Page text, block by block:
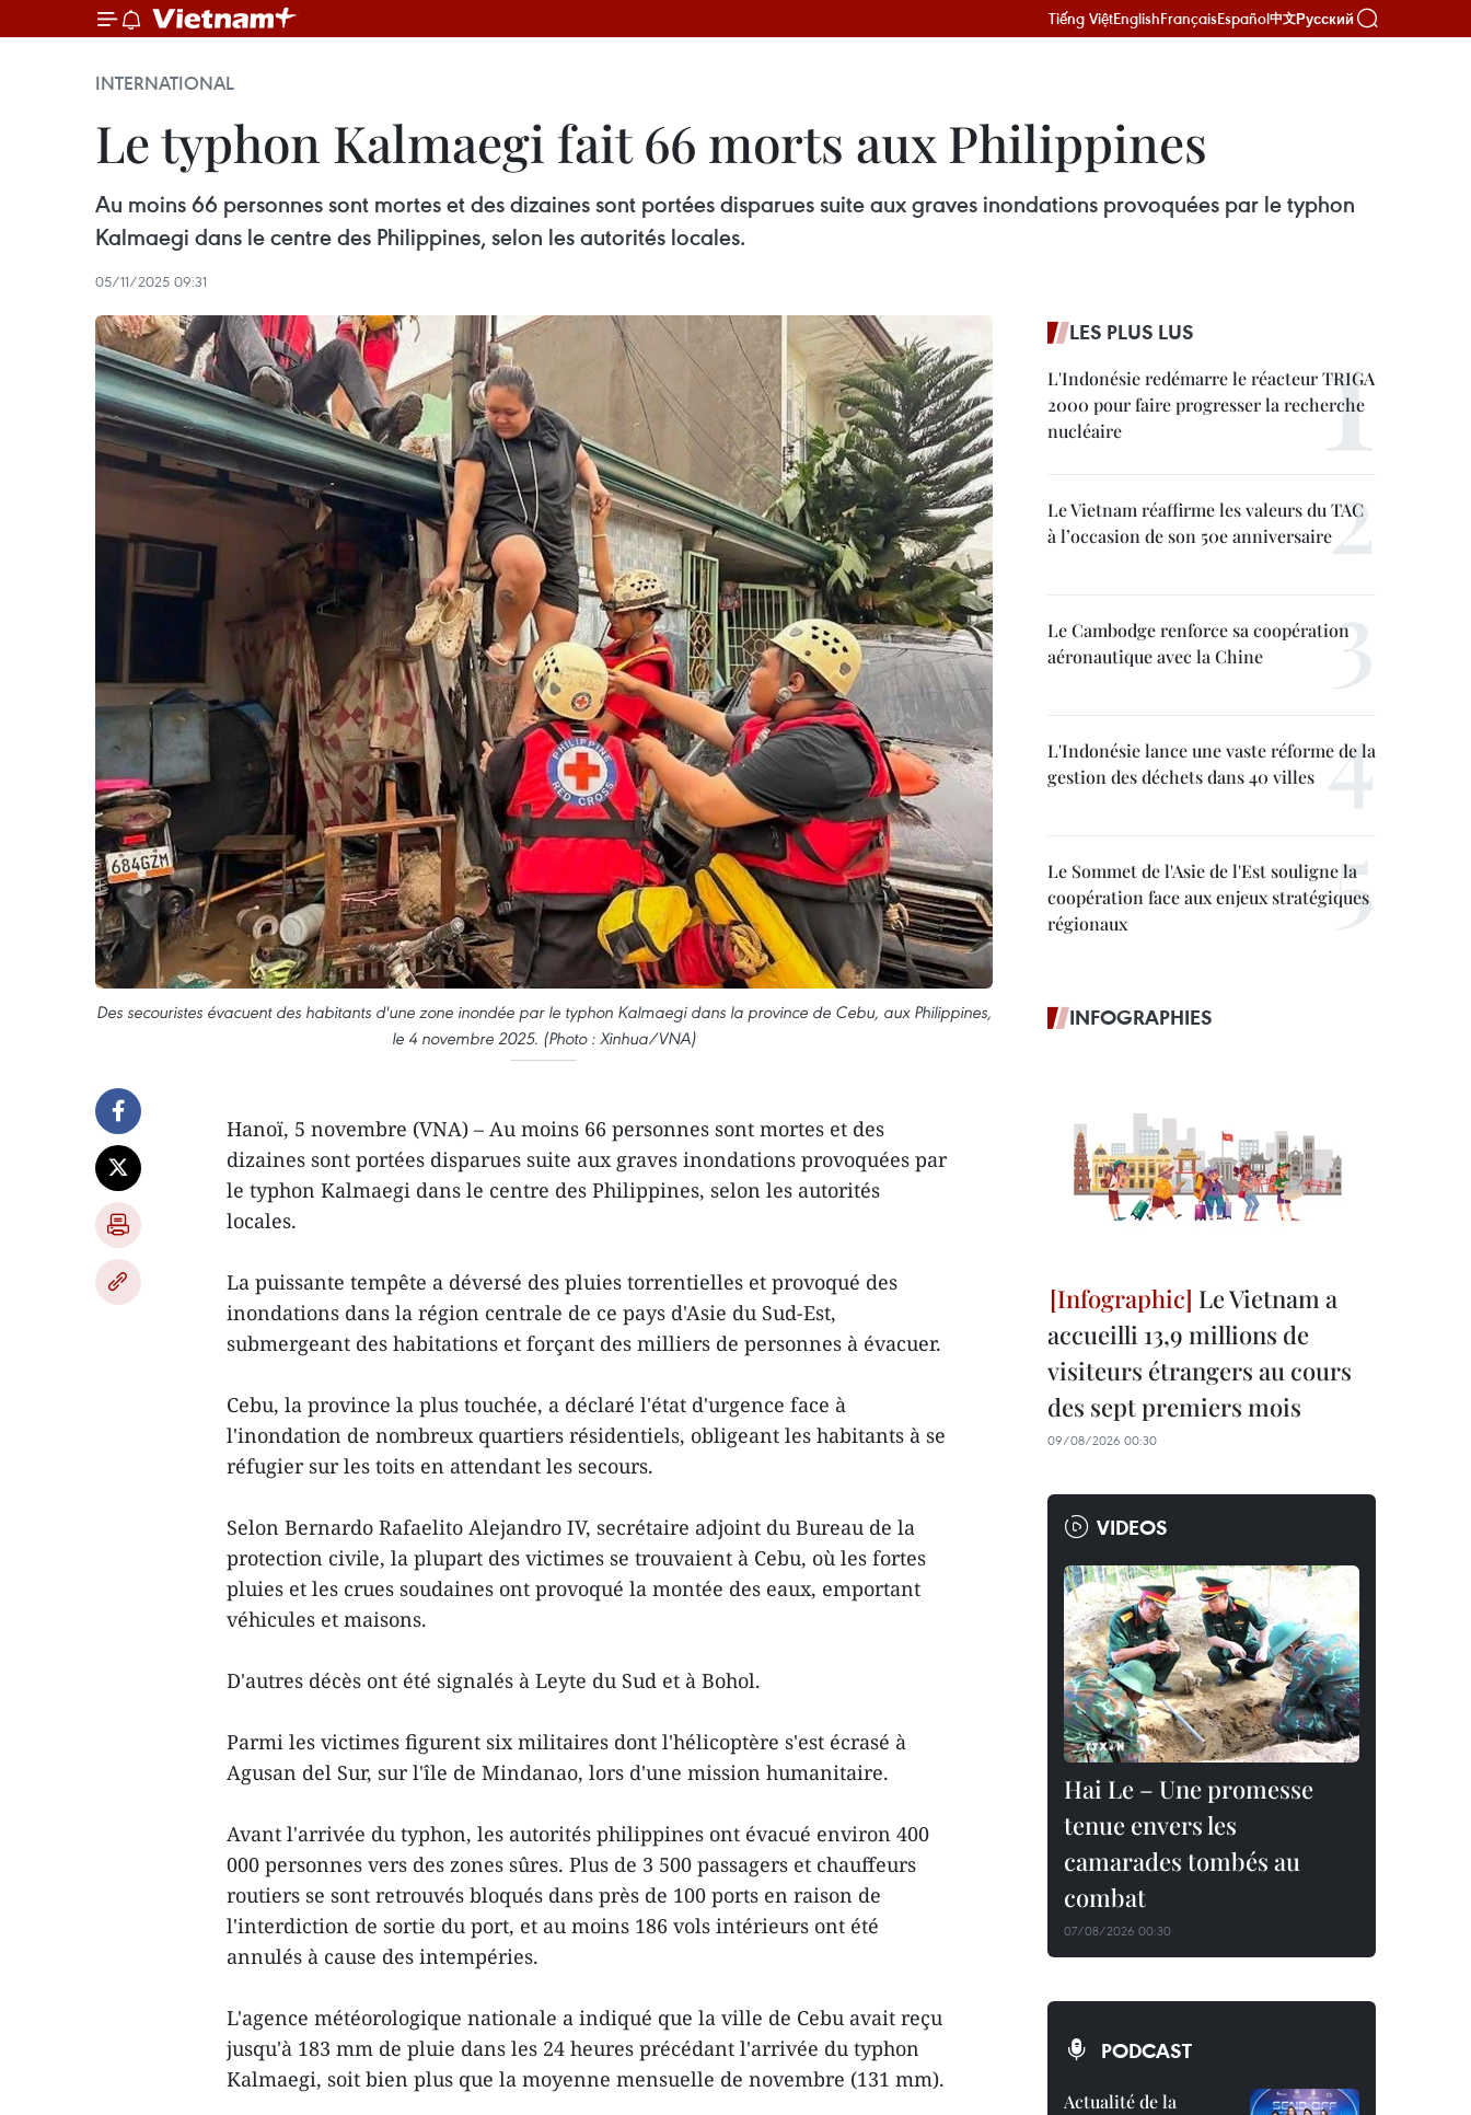
Tiếng ViệtEnglishFrançaisEspañol中文Русский
INTERNATIONAL
Le typhon Kalmaegi fait 66 morts aux Philippines
Au moins 66 personnes sont mortes et des dizaines sont portées disparues suite aux graves inondations provoquées par le typhon
Kalmaegi dans le centre des Philippines, selon les autorités locales.
05/11/2025 09:31
Des secouristes évacuent des habitants d'une zone inondée par le typhon Kalmaegi dans la province de Cebu, aux Philippines,
le 4 novembre 2025. (Photo : Xinhua/VNA)
Hanoï, 5 novembre (VNA) – Au moins 66 personnes sont mortes et des
dizaines sont portées disparues suite aux graves inondations provoquées par
le typhon Kalmaegi dans le centre des Philippines, selon les autorités
locales.
La puissante tempête a déversé des pluies torrentielles et provoqué des
inondations dans la région centrale de ce pays d'Asie du Sud-Est,
submergeant des habitations et forçant des milliers de personnes à évacuer.
Cebu, la province la plus touchée, a déclaré l'état d'urgence face à
l'inondation de nombreux quartiers résidentiels, obligeant les habitants à se
réfugier sur les toits en attendant les secours.
Selon Bernardo Rafaelito Alejandro IV, secrétaire adjoint du Bureau de la
protection civile, la plupart des victimes se trouvaient à Cebu, où les fortes
pluies et les crues soudaines ont provoqué la montée des eaux, emportant
véhicules et maisons.
D'autres décès ont été signalés à Leyte du Sud et à Bohol.
Parmi les victimes figurent six militaires dont l'hélicoptère s'est écrasé à
Agusan del Sur, sur l'île de Mindanao, lors d'une mission humanitaire.
Avant l'arrivée du typhon, les autorités philippines ont évacué environ 400
000 personnes vers des zones sûres. Plus de 3 500 passagers et chauffeurs
routiers se sont retrouvés bloqués dans près de 100 ports en raison de
l'interdiction de sortie du port, et au moins 186 vols intérieurs ont été
annulés à cause des intempéries.
L'agence météorologique nationale a indiqué que la ville de Cebu avait reçu
jusqu'à 183 mm de pluie dans les 24 heures précédant l'arrivée du typhon
Kalmaegi, soit bien plus que la moyenne mensuelle de novembre (131 mm).
LES PLUS LUS
L'Indonésie redémarre le réacteur TRIGA
2000 pour faire progresser la recherche
nucléaire
Le Vietnam réaffirme les valeurs du TAC
à l’occasion de son 50e anniversaire
Le Cambodge renforce sa coopération
aéronautique avec la Chine
L'Indonésie lance une vaste réforme de la
gestion des déchets dans 40 villes
Le Sommet de l'Asie de l'Est souligne la
coopération face aux enjeux stratégiques
régionaux
INFOGRAPHIES
Le Vietnam a
accueilli 13,9 millions de
visiteurs étrangers au cours
des sept premiers mois
09/08/2026 00:30
VIDEOS
Hai Le – Une promesse
tenue envers les
camarades tombés au
combat
07/08/2026 00:30
PODCAST
Actualité de la